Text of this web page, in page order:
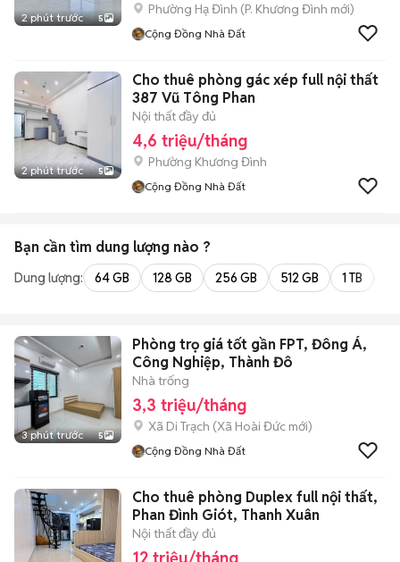
2 phút trước 5
Phường Hạ Đình (P. Khương Đình mới)
Cộng Đồng Nhà Đất
2 phút trước 5
Cho thuê phòng gác xép full nội thất
387 Vũ Tông Phan
Nội thất đầy đủ
4,6 triệu/tháng
Phường Khương Đình
Cộng Đồng Nhà Đất
Bạn cần tìm dung lượng nào ?
Dung lượng: 64 GB 128 GB 256 GB 512 GB 1 TB
3 phút trước 5
Phòng trọ giá tốt gần FPT, Đông Á,
Công Nghiệp, Thành Đô
Nhà trống
3,3 triệu/tháng
Xã Di Trạch (Xã Hoài Đức mới)
Cộng Đồng Nhà Đất
Cho thuê phòng Duplex full nội thất,
Phan Đình Giót, Thanh Xuân
Nội thất đầy đủ